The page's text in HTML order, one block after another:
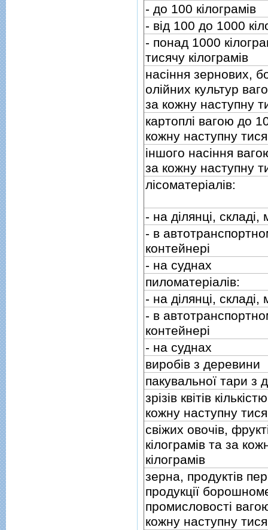
- до 100 кiлограмiв
- вiд 100 до 1000
- понад 1000
тисячу кiлограмiв
насiння зернових,
олiйних культур
за кожну наступну
картоплi вагою до
кожну наступну
iншого насiння
за кожну наступну
лiсоматерiалiв:
- на дiлянцi, складi,
- в
контейнерi
- на суднах
пиломатерiалiв:
- на дiлянцi, складi,
- в
контейнерi
- на суднах
виробiв з деревини
пакувальної тари з
зрiзiв квiтiв
кожну наступну
свiжих овочiв,
кiлограмiв та за
кiлограмiв
зерна, продуктiв
продукцiї
промисловостi
кожну наступну